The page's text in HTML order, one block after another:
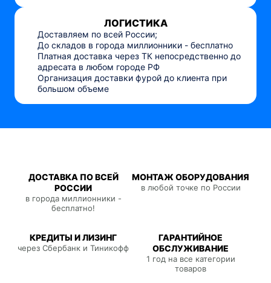
ЛОГИСТИКА
Доставляем по всей России;
До складов в города миллионники - бесплатно
Платная доставка через ТК непосредственно до
адресата в любом городе РФ
Организация доставки фурой до клиента при
большом объеме
ДОСТАВКА ПО ВСЕЙ
РОССИИ
в города миллионники -
бесплатно!
МОНТАЖ ОБОРУДОВАНИЯ
в любой точке по России
КРЕДИТЫ И ЛИЗИНГ
через Сбербанк и Тиникофф
ГАРАНТИЙНОЕ
ОБСЛУЖИВАНИЕ
1 год на все категории
товаров